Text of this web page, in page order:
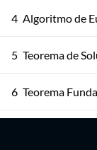
4 Algoritmo de
5 Teorema de
6 Teorema
Teorema